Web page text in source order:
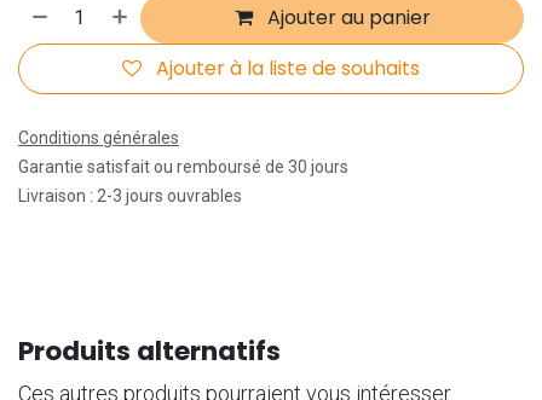
Ajouter au panier
Ajouter à la liste de souhaits
Conditions générales
Garantie satisfait ou remboursé de 30 jours
Livraison : 2-3 jours ouvrables
Produits alternatifs
Ces autres produits pourraient vous intéresser